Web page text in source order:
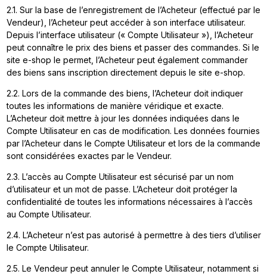
2.1. Sur la base de l’enregistrement de l’Acheteur (effectué par le
Vendeur), l’Acheteur peut accéder à son interface utilisateur.
Depuis l’interface utilisateur (« Compte Utilisateur »), l’Acheteur
peut connaître le prix des biens et passer des commandes. Si le
site e-shop le permet, l’Acheteur peut également commander
des biens sans inscription directement depuis le site e-shop.
2.2. Lors de la commande des biens, l’Acheteur doit indiquer
toutes les informations de manière véridique et exacte.
L’Acheteur doit mettre à jour les données indiquées dans le
Compte Utilisateur en cas de modification. Les données fournies
par l’Acheteur dans le Compte Utilisateur et lors de la commande
sont considérées exactes par le Vendeur.
2.3. L’accès au Compte Utilisateur est sécurisé par un nom
d’utilisateur et un mot de passe. L’Acheteur doit protéger la
confidentialité de toutes les informations nécessaires à l’accès
au Compte Utilisateur.
2.4. L’Acheteur n’est pas autorisé à permettre à des tiers d’utiliser
le Compte Utilisateur.
2.5. Le Vendeur peut annuler le Compte Utilisateur, notamment si